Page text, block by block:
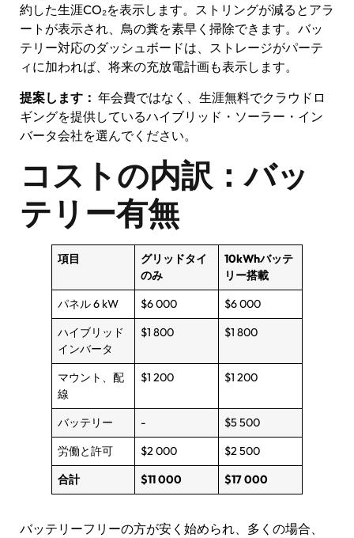
約した生涯CO₂を表示します。ストリングが減るとアラ
ートが表示され、鳥の糞を素早く掃除できます。バッ
テリー対応のダッシュボードは、ストレージがパーテ
ィに加われば、将来の充放電計画も表示します。
提案します： 年会費ではなく、生涯無料でクラウドロ
ギングを提供しているハイブリッド・ソーラー・イン
バータ会社を選んでください。
コストの内訳：バッ
テリー有無
項目
グリッドタイ
のみ
10kWhバッテ
リー搭載
パネル 6 kW
$6 000
$6 000
ハイブリッド
インバータ
$1 800 $1 800
マウント、配
線
$1 200 $1 200
バッテリー -
$5 500
労働と許可
$2 000
$2 500
合計
$11 000 $17 000
バッテリーフリーの方が安く始められ、多くの場合、